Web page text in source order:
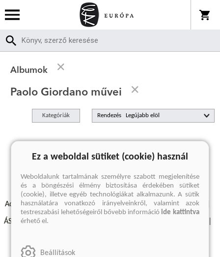
Albumok
Paolo Giordano művei
Kategóriák Rendezés
A keresett kifejezésre nincs találat
Adatvédelmi szabályzatok Elállási felmondási nyilatkozat
ÁSZF - Vásárlási feltételek
Ez a weboldal sütiket (cookie) használ
Weboldalunk tartalmának személyre szabott megjelenítése
és a böngészési élmény biztosítása érdekében sütiket
(cookie), illetve egyéb technológiákat alkalmazunk. A sütik
használatára vonatkozó irányelveinkről, valamint azok
testreszabási lehetőségeiről bővebb információide kattintva
érhető el.
Beállítások